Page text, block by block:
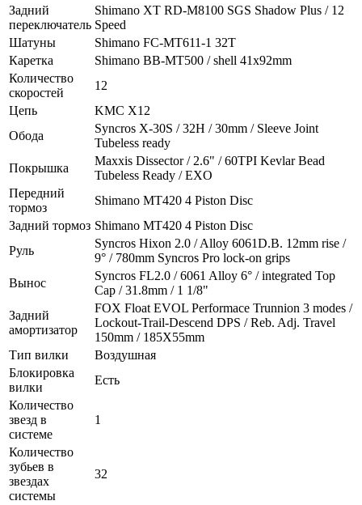
Задний
переключатель
Shimano XT RD-M8100 SGS Shadow Plus / 12
Speed
Шатуны
Shimano FC-MT611-1 32T
Каретка
Shimano BB-MT500 / shell 41x92mm
Количество
скоростей
12
Цепь
KMC X12
Обода
Syncros X-30S / 32H / 30mm / Sleeve Joint
Tubeless ready
Покрышка
Maxxis Dissector / 2.6" / 60TPI Kevlar Bead
Tubeless Ready / EXO
Передний
тормоз
Shimano MT420 4 Piston Disc
Задний тормоз Shimano MT420 4 Piston Disc
Руль
Syncros Hixon 2.0 / Alloy 6061D.B. 12mm rise /
9° / 780mm Syncros Pro lock-on grips
Вынос
Syncros FL2.0 / 6061 Alloy 6° / integrated Top
Cap / 31.8mm / 1 1/8"
Задний
амортизатор
FOX Float EVOL Performace Trunnion 3 modes /
Lockout-Trail-Descend DPS / Reb. Adj. Travel
150mm / 185X55mm
Тип вилки
Воздушная
Блокировка
вилки
Есть
Количество
звезд в
системе
1
Количество
зубьев в
звездах
системы
32